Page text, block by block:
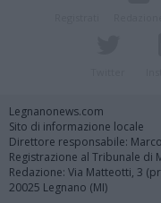
Legnanonews.com
Sito di informazione locale
Direttore responsabile:
Registrazione al Tribunale di
Redazione: Via Matteotti, 3
20025 Legnano (MI)